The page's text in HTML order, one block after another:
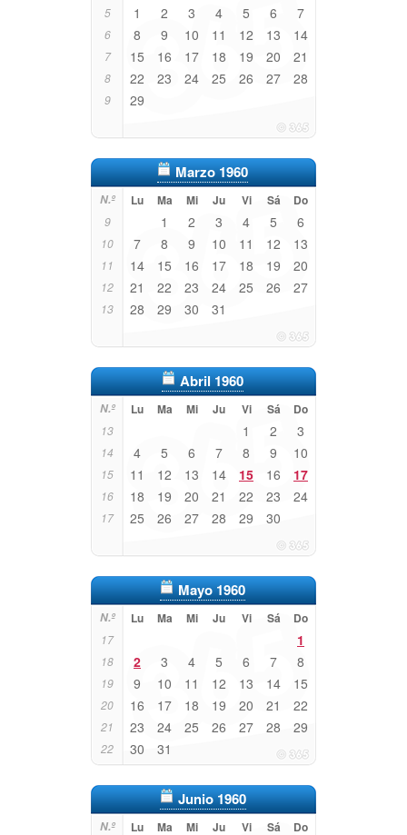
5 1 2 3 4 5 6 7
6 8 9 10 11 12 13 14
7 15 16 17 18 19 20 21
8 22 23 24 25 26 27 28
9 29
Marzo 1960
N.º Lu Ma Mi Ju Vi Sá Do
9 1 2 3 4 5 6
10 7 8 9 10 11 12 13
11 14 15 16 17 18 19 20
12 21 22 23 24 25 26 27
13 28 29 30 31
Abril 1960
N.º Lu Ma Mi Ju Vi Sá Do
13 1 2 3
14 4 5 6 7 8 9 10
15 11 12 13 14 15 16 17
16 18 19 20 21 22 23 24
17 25 26 27 28 29 30
Mayo 1960
N.º Lu Ma Mi Ju Vi Sá Do
17 1
18 2 3 4 5 6 7 8
19 9 10 11 12 13 14 15
20 16 17 18 19 20 21 22
21 23 24 25 26 27 28 29
22 30 31
Junio 1960
N.º Lu Ma Mi Ju Vi Sá Do